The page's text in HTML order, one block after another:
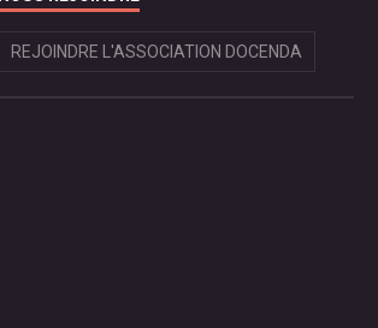
REJOINDRE L'ASSOCIATION DOCENDA